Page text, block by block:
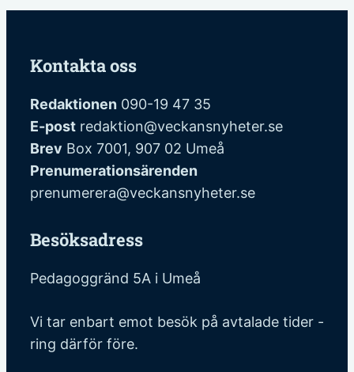
Kontakta oss
Redaktionen 090-19 47 35
E-post redaktion@veckansnyheter.se
Brev Box 7001, 907 02 Umeå
Prenumerationsärenden
prenumerera@veckansnyheter.se
Besöksadress
Pedagoggränd 5A i Umeå
Vi tar enbart emot besök på avtalade tider -
ring därför före.